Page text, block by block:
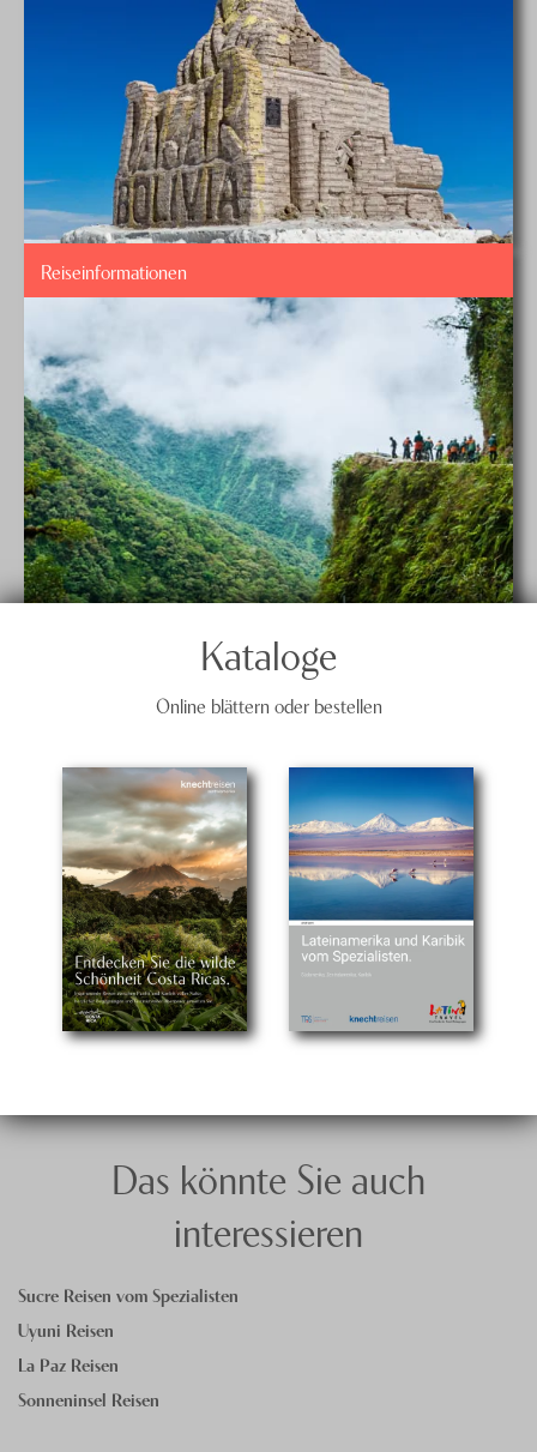
Reiseinformationen
Kataloge
Online blättern oder bestellen
Das könnte Sie auch
interessieren
Sucre Reisen vom Spezialisten
Uyuni Reisen
La Paz Reisen
Sonneninsel Reisen